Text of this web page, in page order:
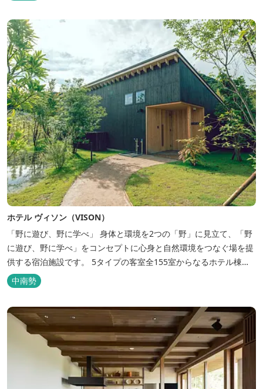
ホテル ヴィソン（VISON）
「野に遊び、野に学べ」 身体と環境を2つの「野」に見立て、「野
に遊び、野に学べ」をコンセプトに心身と自然環境をつなぐ場を提
供する宿泊施設です。 5タイプの客室全155室からなるホテル棟
と、プライベートな滞在が楽しめる一棟独立型のヴィラ6棟がござ
います。
中南勢